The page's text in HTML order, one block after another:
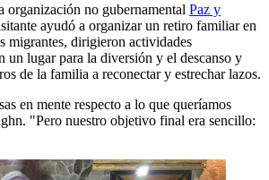
organización no gubernamental Paz y
ayudó a organizar un retiro familiar en
migrantes, dirigieron actividades
un lugar para la diversión y el descanso y
de la familia a reconectar y estrechar lazos.
en mente respecto a lo que queríamos
"Pero nuestro objetivo final era sencillo: